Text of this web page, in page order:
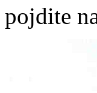
pojdite